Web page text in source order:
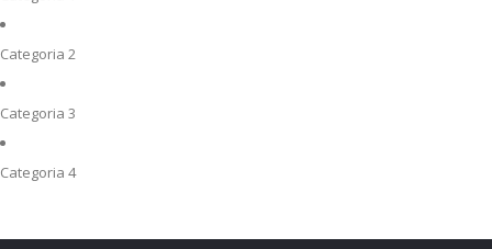
Categoria 2
Categoria 3
Categoria 4